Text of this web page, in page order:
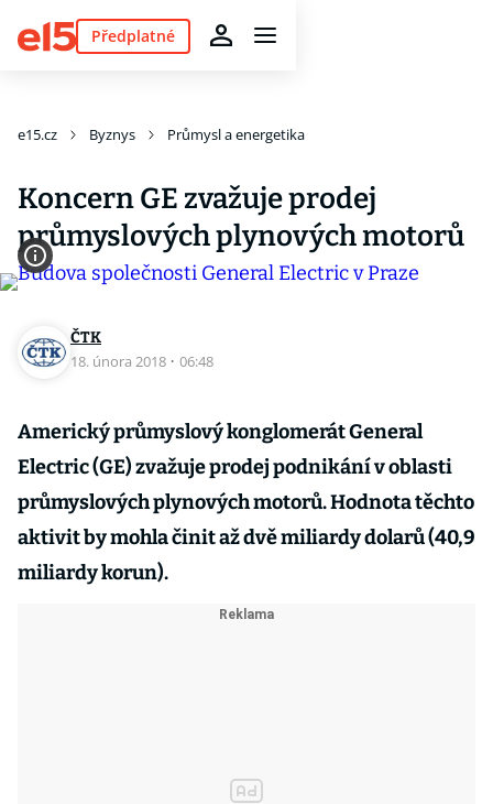
Předplatné
e15.cz Byznys Průmysl a energetika
Koncern GE zvažuje prodej
průmyslových plynových motorů
ČTK
18. února 2018 · 06:48
Americký průmyslový konglomerát General
Electric (GE) zvažuje prodej podnikání v oblasti
průmyslových plynových motorů. Hodnota těchto
aktivit by mohla činit až dvě miliardy dolarů (40,9
miliardy korun).